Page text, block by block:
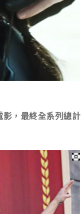
，最終全系列總計